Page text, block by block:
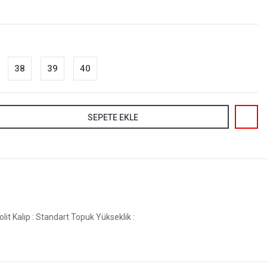
38 39 40
SEPETE EKLE
Kalıp : Standart Topuk Yükseklik :